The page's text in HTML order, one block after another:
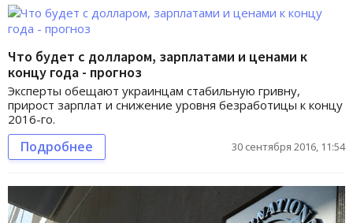
Что будет с долларом, зарплатами и ценами к
концу года - прогноз
Эксперты обещают украинцам стабильную гривну,
прирост зарплат и снижение уровня безработицы к концу
2016-го.
Подробнее 30 сентября 2016, 11:54